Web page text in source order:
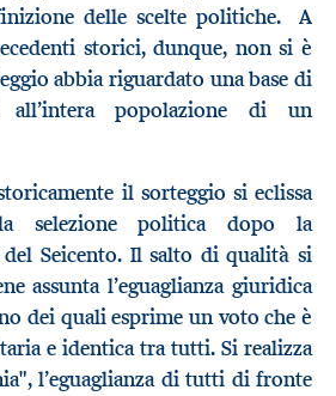
delle scelte politiche. A
storici, dunque, non si è
abbia riguardato una base di
all’intera popolazione di un
il sorteggio si eclissa
selezione politica dopo la
Seicento. Il salto di qualità si
assunta l’eguaglianza giuridica
dei quali esprime un voto che è
e identica tra tutti. Si realizza
l’eguaglianza di tutti di fronte